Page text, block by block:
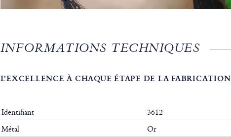
INFORMATIONS TECHNIQUES
L'EXCELLENCE À CHAQUE ÉTAPE DE LA FABRICATION
Identifiant
3612
Métal
Or